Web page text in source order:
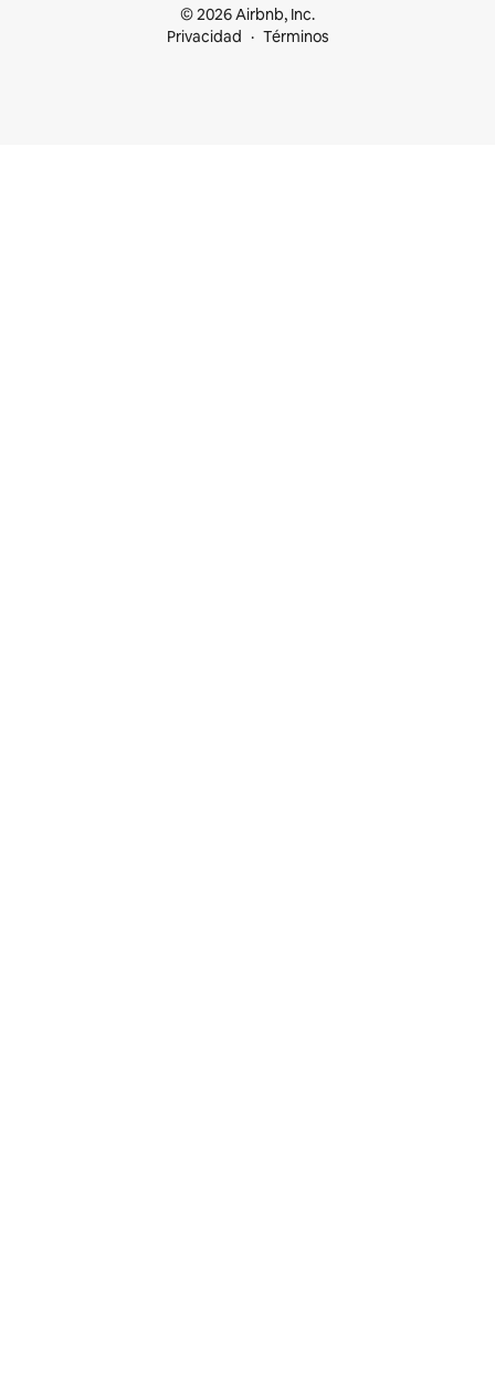
© 2026 Airbnb, Inc.
Privacidad
Términos